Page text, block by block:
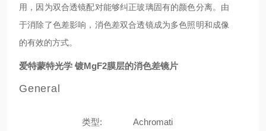
用，因为双合透镜配对能够纠正玻璃固有的颜色分离。由
于消除了色差影响，消色差双合透镜成为多色照明和成像
的有效的方式。
爱特蒙特光学 镀MgF2膜层的消色差镜片
General
类型:
Achromati